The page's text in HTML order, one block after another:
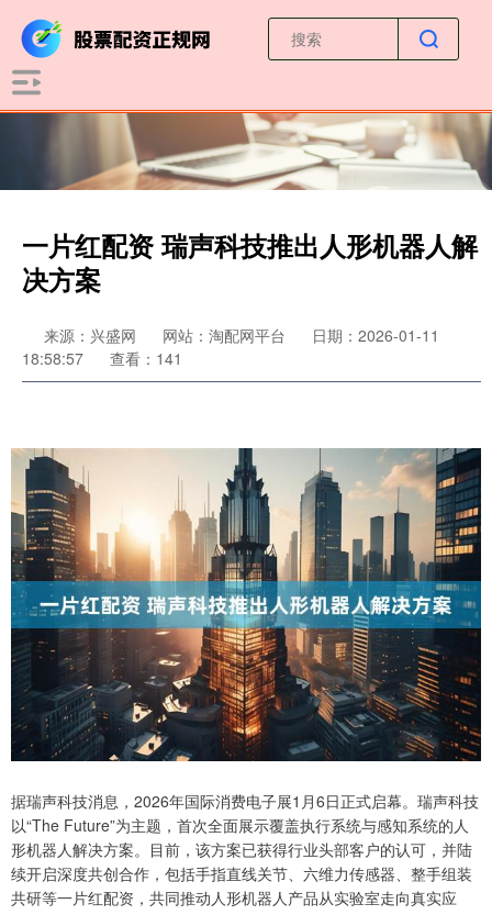
一片红配资 瑞声科技推出人形机器人解
决方案
来源：兴盛网 网站：淘配网平台
日期：2026-01-11
18:58:57
查看：141
据瑞声科技消息，2026年国际消费电子展1月6日正式启幕。瑞声科技
以“The Future”为主题，首次全面展示覆盖执行系统与感知系统的人
形机器人解决方案。目前，该方案已获得行业头部客户的认可，并陆
续开启深度共创合作，包括手指直线关节、六维力传感器、整手组装
共研等一片红配资，共同推动人形机器人产品从实验室走向真实应